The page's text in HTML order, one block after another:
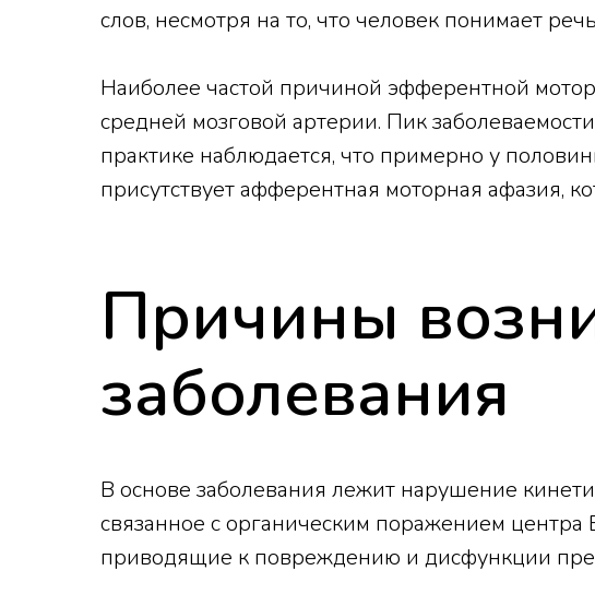
слов, несмотря на то, что человек понимает
Наиболее частой причиной эфферентной
средней мозговой артерии. Пик
практике наблюдается, что примерно у
присутствует афферентная моторная афазия,
Причины
заболевания
В основе заболевания лежит нарушение
связанное с органическим поражением
приводящие к повреждению и дисфункции